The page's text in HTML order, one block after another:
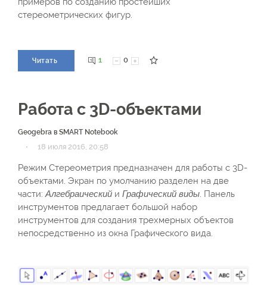
стереометрических фигур.
Читать 1 0
Работа с 3D-объектами
Geogebra в SMART Notebook
· 18 июля 2016, 20:58
Режим Стереометрия предназначен для работы с 3D-
объектами. Экран по умолчанию разделен на две
части:Алгебраический и Графический виды. Панель
инструментов предлагает большой набор
инструментов для создания трехмерных объектов
непосредственно из окна Графического вида.